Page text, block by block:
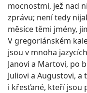
mocnostmi, jež nad
zprávu; není tedy
měsíce těmi jmény,
V gregoriánském
jsou v mnoha
Janovi a Martovi, po
Juliovi a Augustovi,
i křesťané, kteří jsou